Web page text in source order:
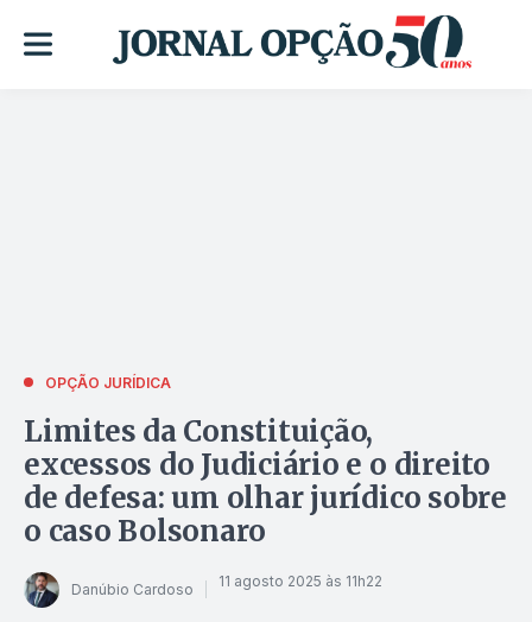
OPÇÃO JURÍDICA
Limites da Constituição,
excessos do Judiciário e o direito
de defesa: um olhar jurídico sobre
o caso Bolsonaro
Danúbio Cardoso 11 agosto 2025 às 11h22